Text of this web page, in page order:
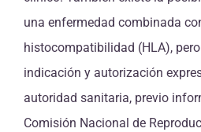
una enfermedad combinada
histocompatibilidad (HLA),
indicación y autorización
autoridad sanitaria, previo
Comisión Nacional de